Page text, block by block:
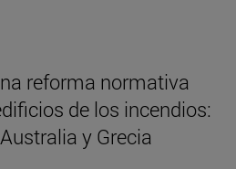
reforma normativa
de los incendios:
y Grecia